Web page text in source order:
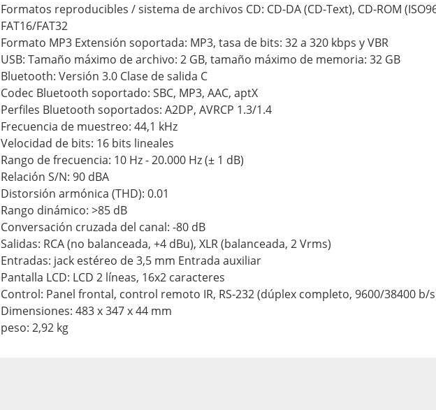
Formatos reproducibles / sistema de archivos CD: CD-DA (CD-Text), CD-ROM
FAT16/FAT32
Formato MP3 Extensión soportada: MP3, tasa de bits: 32 a 320 kbps y VBR
USB: Tamaño máximo de archivo: 2 GB, tamaño máximo de memoria: 32 GB
Bluetooth: Versión 3.0 Clase de salida C
Codec Bluetooth soportado: SBC, MP3, AAC, aptX
Perfiles Bluetooth soportados: A2DP, AVRCP 1.3/1.4
Frecuencia de muestreo: 44,1 kHz
Velocidad de bits: 16 bits lineales
Rango de frecuencia: 10 Hz - 20.000 Hz (± 1 dB)
Relación S/N: 90 dBA
Distorsión armónica (THD): 0.01
Rango dinámico: >85 dB
Conversación cruzada del canal: -80 dB
Salidas: RCA (no balanceada, +4 dBu), XLR (balanceada, 2 Vrms)
Entradas: jack estéreo de 3,5 mm Entrada auxiliar
Pantalla LCD: LCD 2 líneas, 16x2 caracteres
Control: Panel frontal, control remoto IR, RS-232 (dúplex completo, 9600/38400 b/
Dimensiones: 483 x 347 x 44 mm
peso: 2,92 kg